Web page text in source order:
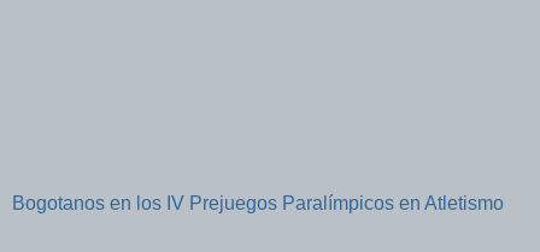
Bogotanos en los IV Prejuegos Paralímpicos en Atletismo